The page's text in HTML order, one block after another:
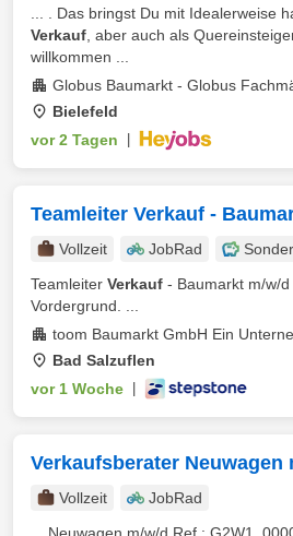
... . Das bringst Du mit Idealerweise
Verkauf , aber auch als
willkommen ...
Globus Baumarkt - Globus
Bielefeld
vor 2 Tagen
Teamleiter Verkauf -
Vollzeit JobRad
Teamleiter Verkauf - Baumarkt m/w/
Vordergrund. ...
toom Baumarkt GmbH Ein
Bad Salzuflen
vor 1 Woche
Verkaufsberater Neuwagen
Vollzeit
JobRad